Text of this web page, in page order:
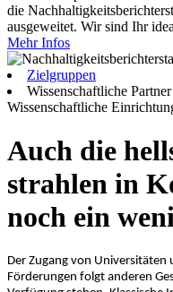
die
ausgeweitet. Wir sind Ihr
Mehr Infos
Zielgruppen
Wissenschaftliche Partner
Wissenschaftliche
Auch die
strahlen in
noch ein
Der Zugang von
Förderungen folgt anderen